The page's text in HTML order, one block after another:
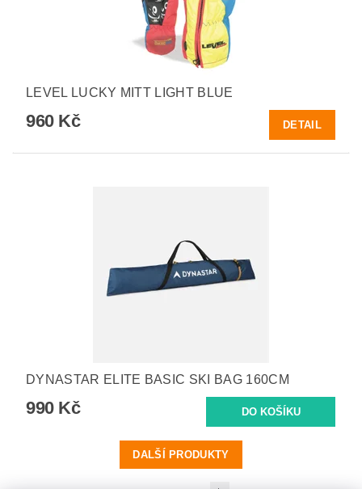
LEVEL LUCKY MITT LIGHT BLUE
960 Kč DETAIL
DYNASTAR ELITE BASIC SKI BAG 160CM
990 Kč
DALŠÍ PRODUKTY